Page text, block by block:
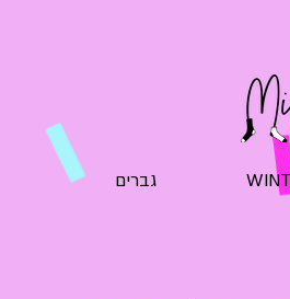
גברים